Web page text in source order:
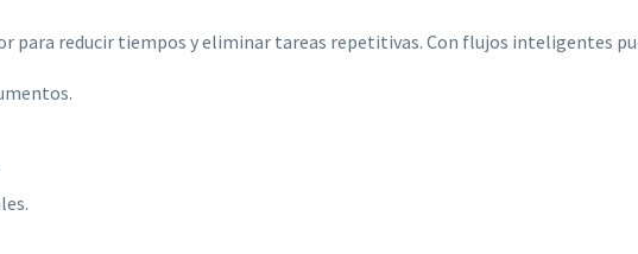
para reducir tiempos y eliminar tareas repetitivas. Con flujos inteligentes